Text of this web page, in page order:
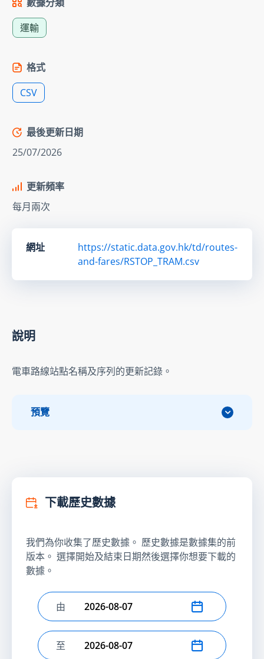
運輸
格式
CSV
最後更新日期
25/07/2026
更新頻率
每月兩次
網址
https://static.data.gov.hk/td/routes-
and-fares/RSTOP_TRAM.csv
說明
電車路線站點名稱及序列的更新記錄。
預覽
下載歷史數據
我們為你收集了歷史數據。 歷史數據是數據集的前
版本。 選擇開始及結束日期然後選擇你想要下載的
數據。
選擇開始日期
由
選擇結束日期
至